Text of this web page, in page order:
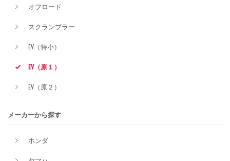
オフロード
スクランブラー
EV（特小）
EV（原１）
EV（原２）
メーカーから探す
ホンダ